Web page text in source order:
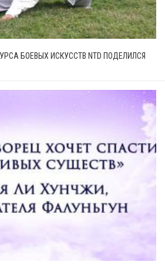
БОЕВЫХ ИСКУССТВ NTD ПОДЕЛИЛСЯ